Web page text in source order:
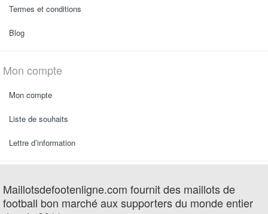
Termes et conditions
Blog
Mon compte
Mon compte
Liste de souhaits
Lettre d’information
Maillotsdefootenligne.com fournit des maillots de
football bon marché aux supporters du monde entier